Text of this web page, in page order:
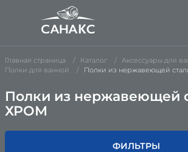
Главная страница Каталог
Аксессуары для
Полки для ванной
Полки из нержавеющей
Полки из нержавеющей
ХРОМ
ФИЛЬТРЫ